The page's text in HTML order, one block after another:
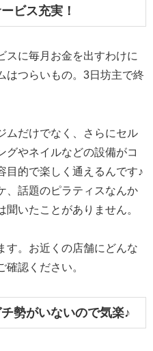
ビス充実！
スに毎月お金を出すわけに
はつらいもの。3日坊主で終
ムだけでなく、さらにセル
グやネイルなどの設備がコ
目的で楽しく通えるんです♪
、話題のピラティスなんか
いたことがありません。
。お近くの店舗にどんな
認ください。
勢がいないので気楽♪